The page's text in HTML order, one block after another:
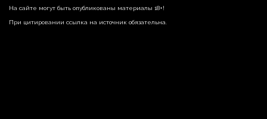
На сайте могут быть опубликованы материалы 18+!
При цитировании ссылка на источник обязательна.